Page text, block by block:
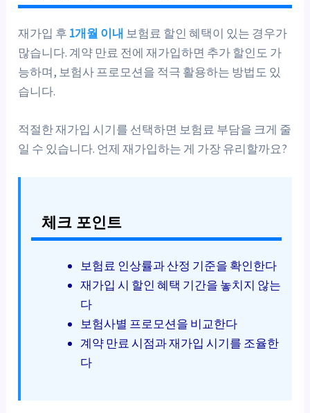
재가입 후 1개월 이내 보험료 할인 혜택이 있는 경우가
많습니다. 계약 만료 전에 재가입하면 추가 할인도 가
능하며, 보험사 프로모션을 적극 활용하는 방법도 있
습니다.
적절한 재가입 시기를 선택하면 보험료 부담을 크게 줄
일 수 있습니다. 언제 재가입하는 게 가장 유리할까요?
체크 포인트
보험료 인상률과 산정 기준을 확인한다
재가입 시 할인 혜택 기간을 놓치지 않는
다
보험사별 프로모션을 비교한다
계약 만료 시점과 재가입 시기를 조율한
다